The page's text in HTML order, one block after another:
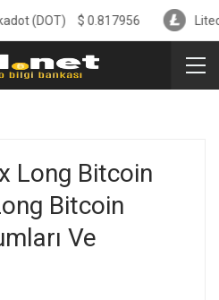
Long Bitcoin
Bitcoin
Ve
$ 0.817956 Litecoin (LTC)